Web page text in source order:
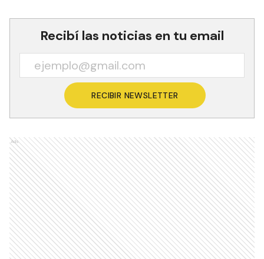
Recibí las noticias en tu email
RECIBIR NEWSLETTER
Ads